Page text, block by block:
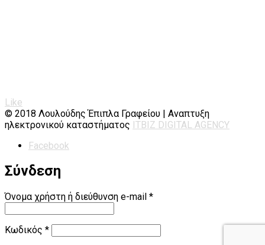
Like
© 2018 Λουλούδης Έπιπλα Γραφείου | Αναπτυξη
ηλεκτρονικού καταστήματος ΙΤΒΙΖ DIGITAL AGENCY
Facebook
Σύνδεση
Όνομα χρήστη ή διεύθυνση e-mail *
Κωδικός *